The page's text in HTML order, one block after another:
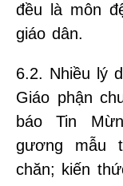
đều là môn
giáo dân.
6.2. Nhiều lý
Giáo phận
báo Tin
gương mẫu
chăn; kiến